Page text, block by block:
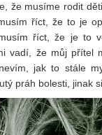
že musíme rodit
říct, že to je
říct, že je to
vadí, že můj přítel
jak to stále
práh bolesti, jinak